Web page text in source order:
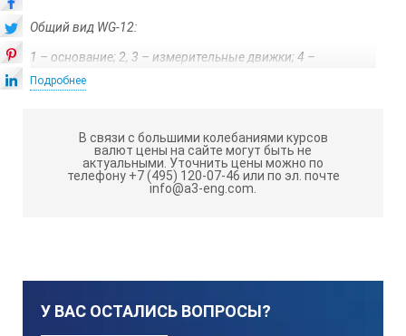
Общий вид WG-12:
1 – основание; 2, 3 – измерительные движки; 4 –
стопорный винт; А, Б, В – измерительные шкалы; Д –
контрольная грань для снятия показаний по шкале Б и В;
и углом 60°.
Технические характеристики
Подробнее
В связи с большими колебаниями курсов
валют цены на сайте могут быть не
актуальными. Уточнить цены можно по
телефону +7 (495) 120-07-46 или по эл. почте
info@a3-eng.com.
У ВАС ОСТАЛИСЬ ВОПРОСЫ?